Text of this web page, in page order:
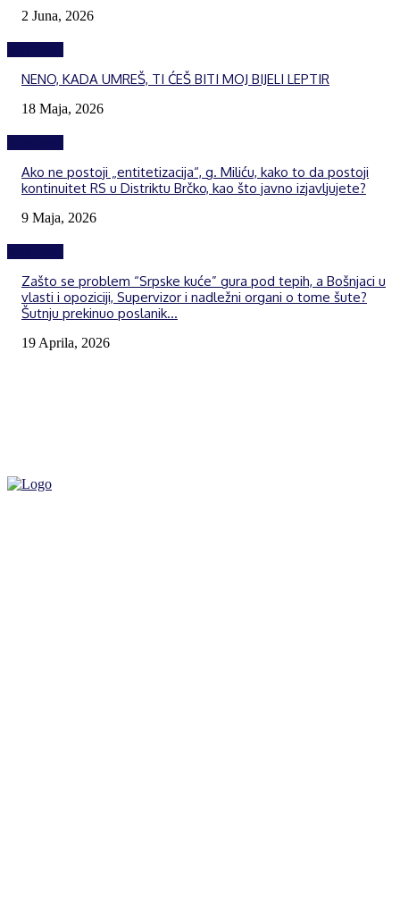
2 Juna, 2026
NENO, KADA UMREŠ, TI ĆEŠ BITI MOJ BIJELI LEPTIR
18 Maja, 2026
Ako ne postoji „entitetizacija“, g. Miliću, kako to da postoji
kontinuitet RS u Distriktu Brčko, kao što javno izjavljujete?
9 Maja, 2026
Zašto se problem “Srpske kuće” gura pod tepih, a Bošnjaci u
vlasti i opoziciji, Supervizor i nadležni organi o tome šute?
Šutnju prekinuo poslanik...
19 Aprila, 2026